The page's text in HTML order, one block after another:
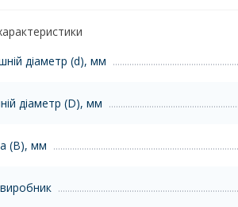
діаметр (d), мм
діаметр (D), мм
(B), мм